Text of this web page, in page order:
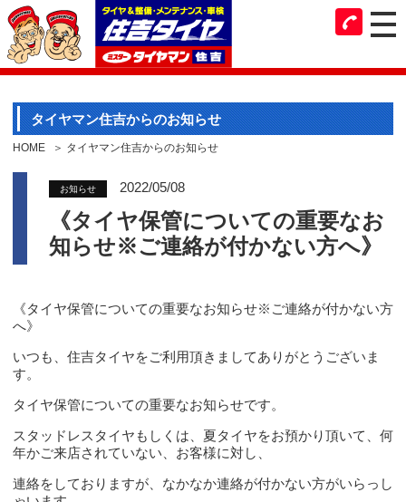
タイヤマン住吉からのお知らせ
HOME タイヤマン住吉からのお知らせ
お知らせ 2022/05/08
《タイヤ保管についての重要なお
知らせ※ご連絡が付かない方へ》
《タイヤ保管についての重要なお知らせ※ご連絡が付かない方
へ》
いつも、住吉タイヤをご利用頂きましてありがとうございま
す。
タイヤ保管についての重要なお知らせです。
スタッドレスタイヤもしくは、夏タイヤをお預かり頂いて、何
年かご来店されていない、お客様に対し、
連絡をしておりますが、なかなか連絡が付かない方がいらっし